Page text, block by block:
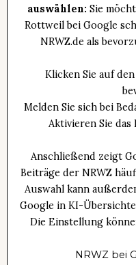
auswählen: Sie
Rottweil bei Google
NRWZ.de als
Klicken Sie auf
Melden Sie sich bei
Aktivieren Sie das
Anschließend zeigt
Beiträge der NRWZ
Auswahl kann
Google in KI-
Die Einstellung
NRWZ bei